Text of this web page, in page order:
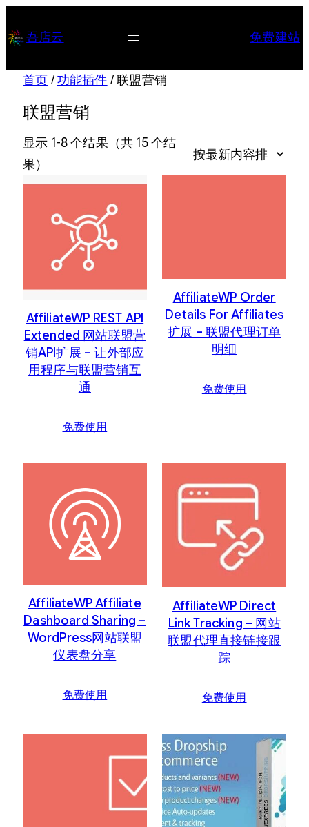
至 吾店云 免费建站
首页 /功能插件 / 联盟营销
联盟营销
显示 1-8 个结果（共 15 个结
果）
最
内
排
序
AffiliateWP REST API
Extended 网站联盟营
销API扩展 – 让外部应
用程序与联盟营销互
通
免费使用
AffiliateWP Order
Details For Affiliates
扩展 – 联盟代理订单
明细
免费使用
AffiliateWP Affiliate
Dashboard Sharing –
WordPress网站联盟
仪表盘分享
免费使用
AffiliateWP Direct
Link Tracking – 网站
联盟代理直接链接跟
踪
免费使用